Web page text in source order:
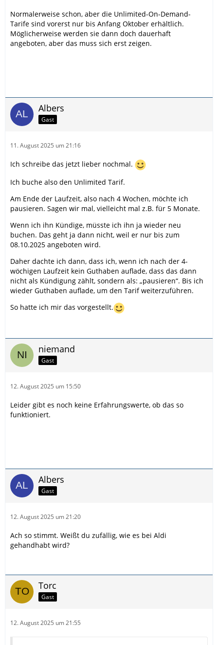
Normalerweise schon, aber die Unlimited-On-Demand-
Tarife sind vorerst nur bis Anfang Oktober erhältlich.
Möglicherweise werden sie dann doch dauerhaft
angeboten, aber das muss sich erst zeigen.
Albers
Gast
11. August 2025 um 21:16
Ich schreibe das jetzt lieber nochmal.
Ich buche also den Unlimited Tarif.
Am Ende der Laufzeit, also nach 4 Wochen, möchte ich
pausieren. Sagen wir mal, vielleicht mal z.B. für 5 Monate.
Wenn ich ihn Kündige, müsste ich ihn ja wieder neu
buchen. Das geht ja dann nicht, weil er nur bis zum
08.10.2025 angeboten wird.
Daher dachte ich dann, dass ich, wenn ich nach der 4-
wöchigen Laufzeit kein Guthaben auflade, dass das dann
nicht als Kündigung zählt, sondern als: „pausieren“. Bis ich
wieder Guthaben auflade, um den Tarif weiterzuführen.
So hatte ich mir das vorgestellt.
niemand
Gast
12. August 2025 um 15:50
Leider gibt es noch keine Erfahrungswerte, ob das so
funktioniert.
Albers
Gast
12. August 2025 um 21:20
Ach so stimmt. Weißt du zufällig, wie es bei Aldi
gehandhabt wird?
Torc
Gast
12. August 2025 um 21:55